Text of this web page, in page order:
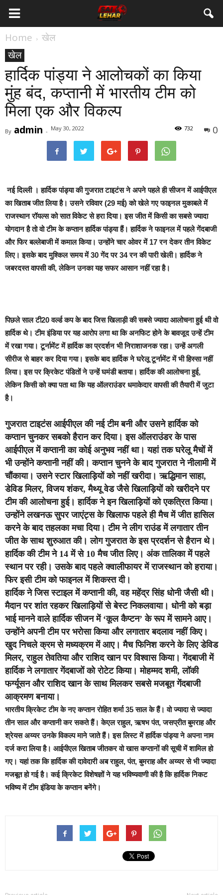
Home
खेल
खेल
हार्दिक पांड्या ने आलोचकों का किया
मुंह बंद, कप्तानी में भारतीय टीम को
मिला एक और विकल्प
By admin - May 30, 2022 0
732
नई दिल्ली ।हार्दिक पांड्या की गुजरात टाइटंस ने अपने पहले ही सीजन में आईपीएल
का खिताब जीत लिया है। उसने रविवार (29 मई) को खेले गए फाइनल मुकाबले में
राजस्थान रॉयल्स को सात विकेट से हरा दिया। इस जीत में किसी का सबसे ज्यादा
योगदान है तो वो टीम के कप्तान हार्दिक पांड्या हैं। हार्दिक ने फाइनल में पहले गेंदबाजी
और फिर बल्लेबाजी में कमाल किया। उन्होंने चार ओवर में 17 रन देकर तीन विकेट
लिए। इसके बाद मुश्किल समय में 30 गेंद पर 34 रन की पारी खेली। हार्दिक ने
जबरदस्त वापसी की, लेकिन उनका यह सफर आसान नहीं रहा है।
पिछले साल टी20 वर्ल्ड कप के बाद जिस खिलाड़ी की सबसे ज्यादा आलोचना हुई थी वो
हार्दिक थे। टीम इंडिया पर यह आरोप लगा था कि अनफिट होने के बावजूद उन्हें टीम
में रखा गया। टूर्नामेंट में हार्दिक का प्रदर्शन भी निराशाजनक रहा। उन्हें अगली
सीरीज से बाहर कर दिया गया। इसके बाद हार्दिक ने घरेलू टूर्नामेंट में भी हिस्सा नहीं
लिया। इस पर क्रिकेट पंडितों ने उन्हें घमंडी बताया। हार्दिक की आलोचना हुई,
लेकिन किसी को क्या पता था कि यह ऑलराउंडर धमाकेदार वापसी की तैयारी में जुटा
है।
गुजरात टाइटंस आईपीएल की नई टीम बनी और उसने हार्दिक को
कप्तान चुनकर सबको हैरान कर दिया। इस ऑलराउंडर के पास
आईपीएल में कप्तानी का कोई अनुभव नहीं था। यहां तक घरेलू मैचों में
भी उन्होंने कप्तानी नहीं की। कप्तान चुनने के बाद गुजरात ने नीलामी में
चौंकाया। उसने स्टार खिलाड़ियों को नहीं खरीदा। ऋद्धिमान साहा,
डेविड मिलर, विजय शंकर, मैथ्यू वेड जैसे खिलाड़ियों को खरीदने पर
टीम की आलोचना हुई। हार्दिक ने इन खिलाड़ियों को एकत्रित किया।
उन्होंने लखनऊ सुपर जाएंट्स के खिलाफ पहले ही मैच में जीत हासिल
करने के बाद तहलका मचा दिया। टीम ने लीग राउंड में लगातार तीन
जीत के साथ शुरुआत की। लोग गुजरात के इस प्रदर्शन से हैरान थे।
हार्दिक की टीम ने 14 में से 10 मैच जीत लिए। अंक तालिका में पहले
स्थान पर रही। उसके बाद पहले क्वालीफायर में राजस्थान को हराया।
फिर इसी टीम को फाइनल में शिकस्त दी।
हार्दिक ने जिस स्टाइल में कप्तानी की, वह महेंद्र सिंह धोनी जैसी थी।
मैदान पर शांत रहकर खिलाड़ियों से बेस्ट निकलवाया। धोनी को बड़ा
भाई मानने वाले हार्दिक सीजन में ‘कूल कैप्टन’ के रूप में सामने आए।
उन्होंने अपनी टीम पर भरोसा किया और लगातार बदलाव नहीं किए।
खुद निचले क्रम से मध्यक्रम में आए। मैच फिनिश करने के लिए डेविड
मिलर, राहुल तेवतिया और राशिद खान पर विश्वास किया। गेंदबाजी में
हार्दिक ने लगातार गेंदबाजों को रोटेट किया। मोहम्मद शमी, लॉकी
फर्ग्यूसन और राशिद खान के साथ मिलकर सबसे मजबूत गेंदबाजी
आक्रमण बनाया।
भारतीय क्रिकेट टीम के नए कप्तान रोहित शर्मा 35 साल के हैं। वो ज्यादा से ज्यादा
तीन साल और कप्तानी कर सकते हैं। केएल राहुल, ऋषभ पंत, जसप्रीत बुमराह और
श्रेयस अय्यर उनके विकल्प माने जाते हैं। इस लिस्ट में हार्दिक पांड्या ने अपना नाम
दर्ज करा लिया है। आईपीएल खिताब जीतकर वो खास कप्तानों की सूची में शामिल हो
गए। यहां तक कि हार्दिक की दावेदारी अब राहुल, पंत, बुमराह और अय्यर से भी ज्यादा
मजबूत हो गई है। कई क्रिकेट विशेषज्ञों ने यह भविष्यवाणी की है कि हार्दिक निकट
भविष्य में टीम इंडिया के कप्तान बनेंगे।